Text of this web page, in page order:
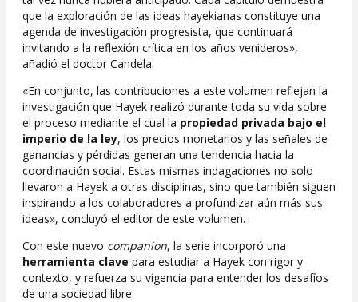
que la exploración de las ideas hayekianas constituye una
agenda de investigación progresista, que continuará
invitando a la reflexión crítica en los años venideros»,
añadió el doctor Candela.
«En conjunto, las contribuciones a este volumen reflejan la
investigación que Hayek realizó durante toda su vida sobre
el proceso mediante el cual la propiedad privada bajo el
imperio de la ley, los precios monetarios y las señales de
ganancias y pérdidas generan una tendencia hacia la
coordinación social. Estas mismas indagaciones no solo
llevaron a Hayek a otras disciplinas, sino que también siguen
inspirando a los colaboradores a profundizar aún más sus
ideas», concluyó el editor de este volumen.
Con este nuevo companion, la serie incorporó una
herramienta clave para estudiar a Hayek con rigor y
contexto, y refuerza su vigencia para entender los desafíos
de una sociedad libre.